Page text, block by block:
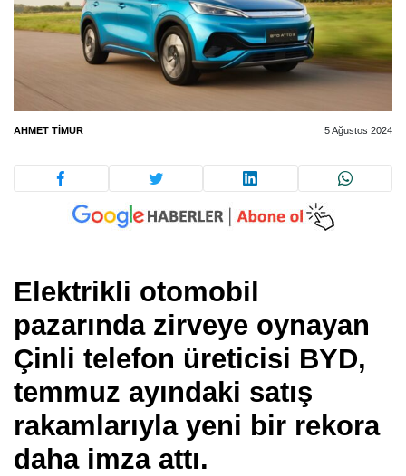
AHMET TIMUR 5 Ağustos 2024
Elektrikli otomobil
pazarında zirveye oynayan
Çinli telefon üreticisi BYD,
temmuz ayındaki satış
rakamlarıyla yeni bir rekora
daha imza attı.